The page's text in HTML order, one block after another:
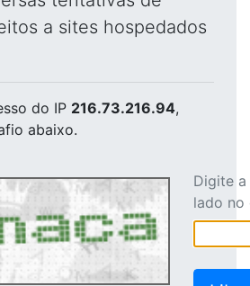
a sites hospedados
do IP 216.73.216.94,
abaixo.
Digite
lado no